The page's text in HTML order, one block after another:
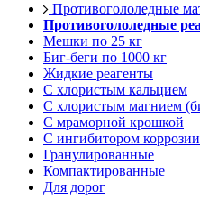
Противогололедные
Противогололедные
Мешки по 25 кг
Биг-беги по 1000 кг
Жидкие реагенты
С хлористым кальцием
С хлористым магнием
С мраморной крошкой
С ингибитором коррозии
Гранулированные
Компактированные
Для дорог